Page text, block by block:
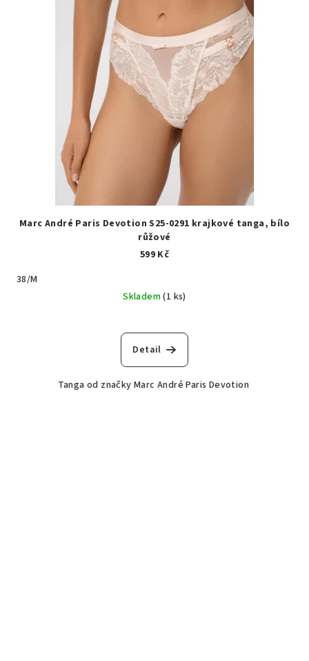
Marc André Paris Devotion S25-0291 krajkové tanga, bílo
růžové
599 Kč
38/M
Skladem(1 ks)
Detail
Tanga od značky Marc André Paris Devotion